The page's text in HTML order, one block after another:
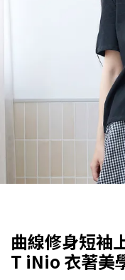
曲線修身短袖
T iNio 衣著美